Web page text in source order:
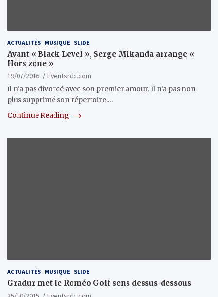
ACTUALITÉS MUSIQUE SLIDE
Avant « Black Level », Serge Mikanda arrange «
Hors zone »
19/07/2016
Eventsrdc.com
Il n’a pas divorcé avec son premier amour. Il n’a pas non
plus supprimé son répertoire.…
Continue Reading
ACTUALITÉS MUSIQUE SLIDE
Gradur met le Roméo Golf sens dessus-dessous